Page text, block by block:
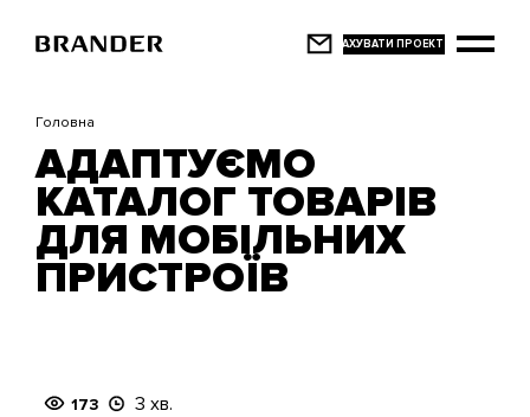
основного
Головна
АДАПТУЄМО
КАТАЛОГ ТОВАРІВ
ДЛЯ МОБІЛЬНИХ
ПРИСТРОЇВ
173 3 хв.